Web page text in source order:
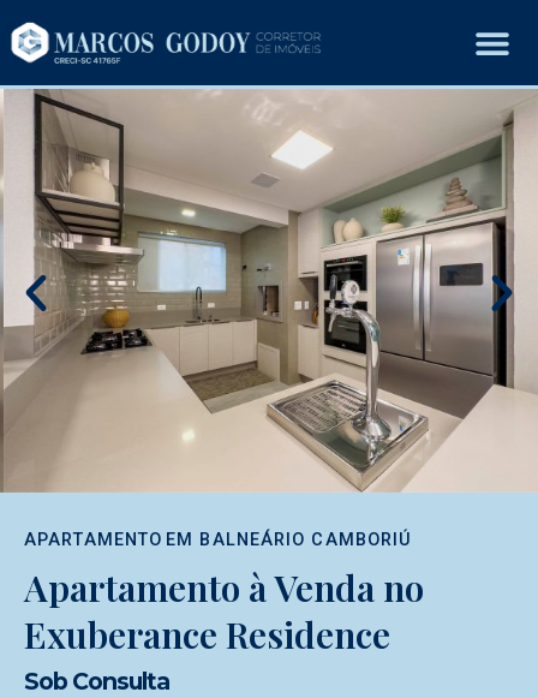
APARTAMENTO EM BALNEÁRIO CAMBORIÚ
Apartamento à Venda no
Exuberance Residence
Sob Consulta